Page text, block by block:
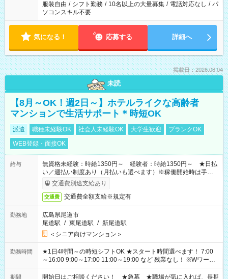
服装自由 / シフト勤務 / 10名以上の大量募集 / 電話対応なし / パ
ソコンスキル不要
気になる！ 応募する 詳細へ
掲載日：2026.08.04
未読
【8月～OK！週2日～】ホテルライクな高齢者
マンションで生活サポート＊時短OK
派遣 職種未経験OK 社会人未経験OK 大学生歓迎
ブランクOK
WEB登録・面接OK
給与
無資格未経験：時給1350円～ 経験者：時給1350円～ ★日払
い／週払い制度あり（月払いも選べます）※稼働開始時は手続き
完了次第のお支払いとなります。
交通費別途支給あり
交通費 交通費全額支給※規定有
勤務地
広島県尾道市
尾道駅 / 東尾道駅 / 新尾道駅
＜シニア向けマンション＞
勤務時間
★1日4時間～の時短シフトOK ★スタート時間選べます！ 7:00
～16:00 9:00～17:00 11:00～19:00 など 残業なし！ ※Wワーク
の場合、他のお仕事と合わせ週40時間超の就業はご案内できま
せん ※法令に基づき、週20時間以上勤務は社会保険への加入対
期間
開始日はご相談ください！ ★急募 ★職場が気に入れば、長期